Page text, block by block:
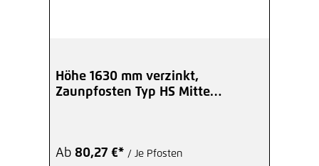
Höhe 1630 mm verzinkt,
Zaunpfosten Typ HS Mitte
Ab 80,27 €* / Je Pfosten